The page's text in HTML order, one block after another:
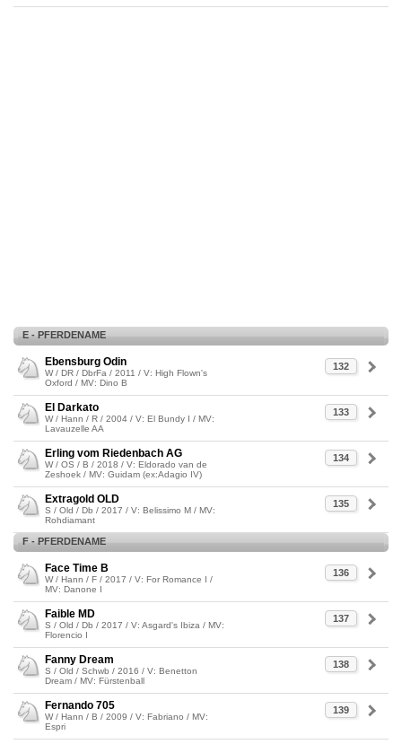
E - PFERDENAME
132
Ebensburg Odin
W / DR / DbrFa / 2011 / V: High Flown's
Oxford / MV: Dino B
133
El Darkato
W / Hann / R / 2004 / V: El Bundy I / MV:
Lavauzelle AA
134
Erling vom Riedenbach AG
W / OS / B / 2018 / V: Eldorado van de
Zeshoek / MV: Guidam (ex:Adagio IV)
135
Extragold OLD
S / Old / Db / 2017 / V: Belissimo M / MV:
Rohdiamant
F - PFERDENAME
136
Face Time B
W / Hann / F / 2017 / V: For Romance I /
MV: Danone I
137
Faible MD
S / Old / Db / 2017 / V: Asgard's Ibiza / MV:
Florencio I
138
Fanny Dream
S / Old / Schwb / 2016 / V: Benetton
Dream / MV: Fürstenball
139
Fernando 705
W / Hann / B / 2009 / V: Fabriano / MV:
Espri